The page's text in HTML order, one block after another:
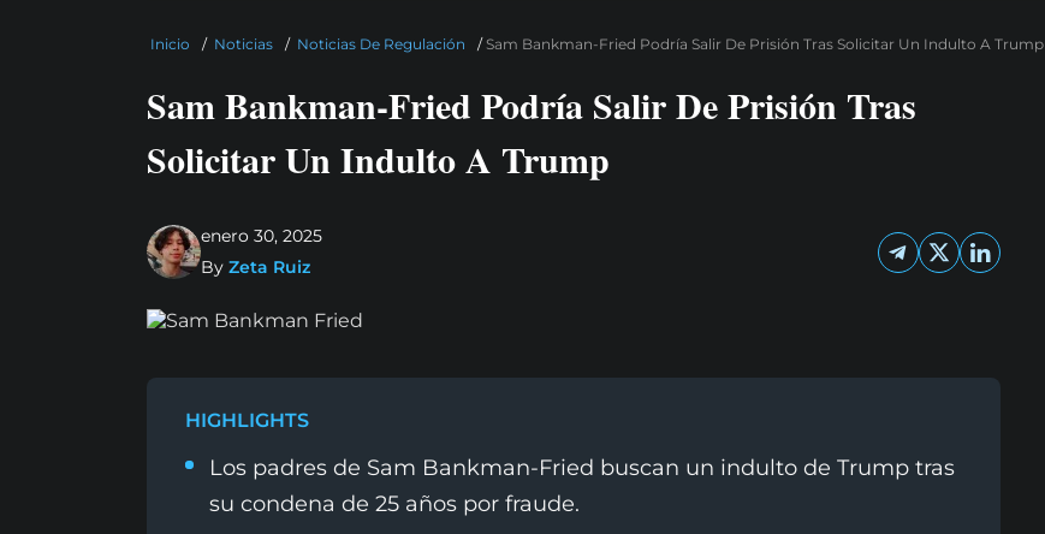
Inicio / Noticias / Noticias De Regulación /Sam Bankman-Fried Podría Salir De Prisión Tras Solicitar Un Indulto A Trump
Sam Bankman-Fried Podría Salir De Prisión Tras
Solicitar Un Indulto A Trump
enero 30, 2025
By Zeta Ruiz
HIGHLIGHTS
Los padres de Sam Bankman-Fried buscan un indulto de Trump tras
su condena de 25 años por fraude.